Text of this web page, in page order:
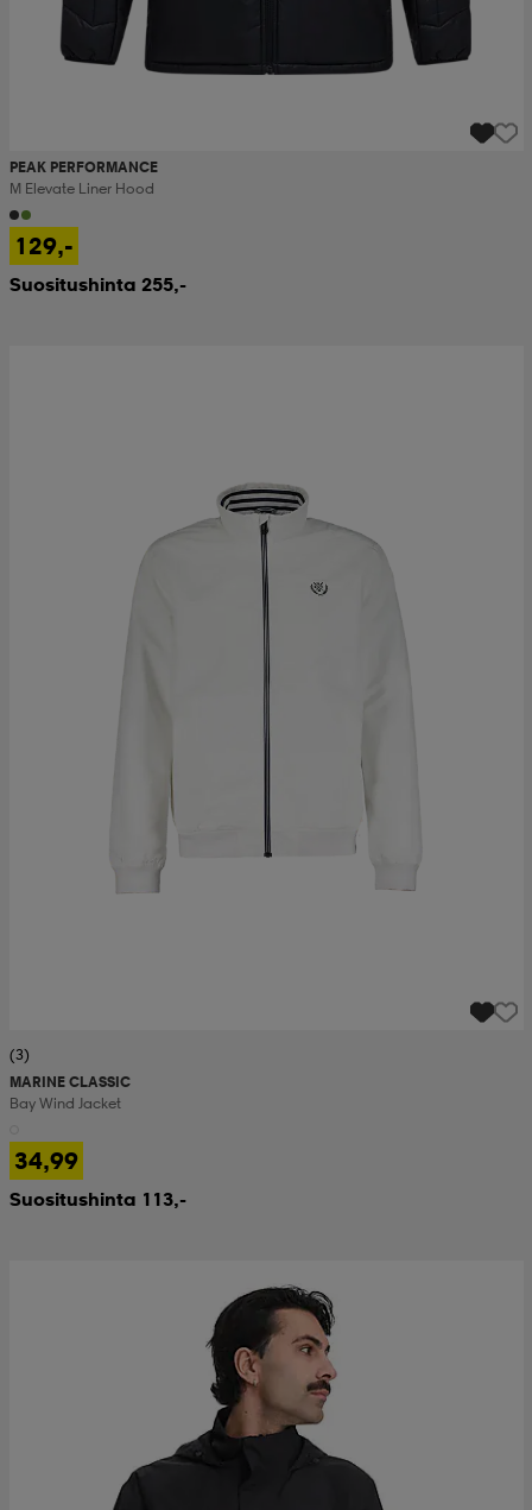
PEAK PERFORMANCE
M Elevate Liner Hood
129,-
Suositushinta 255,-
(3)
MARINE CLASSIC
Bay Wind Jacket
34,99
Suositushinta 113,-